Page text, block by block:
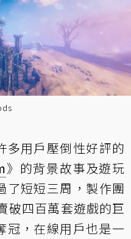
多用戶壓倒性好評的
》的背景故事及遊玩
了短短三周，製作團
破四百萬套遊戲的巨
冠，在線用戶也是一